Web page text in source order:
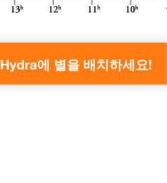
Hydra에 별을 배치하세요!